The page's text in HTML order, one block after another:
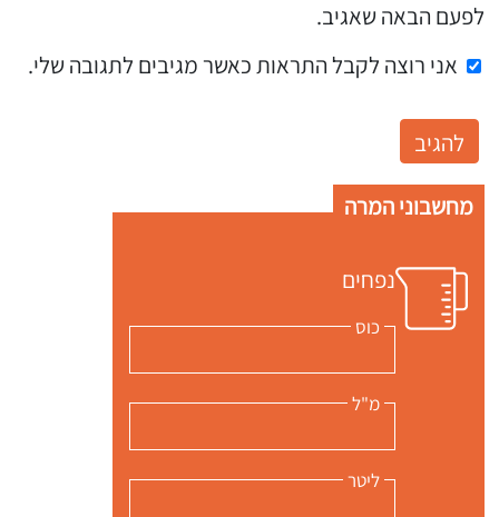
לפעם הבאה שאגיב.
אני רוצה לקבל התראות כאשר מגיבים לתגובה שלי.
מחשבוני המרה
נפחים
כוס
מ"ל
ליטר